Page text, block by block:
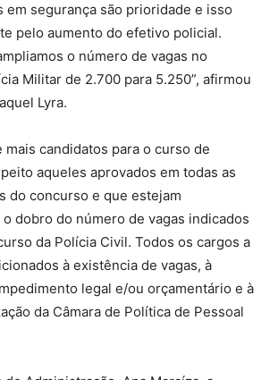
em segurança são prioridade e isso
pelo aumento do efetivo policial.
o número de vagas no
Militar de 2.700 para 5.250”, afirmou
Lyra.
mais candidatos para o curso de
aqueles aprovados em todas as
do concurso e que estejam
dobro do número de vagas indicados
da Polícia Civil. Todos os cargos a
à existência de vagas, à
legal e/ou orçamentário e à
da Câmara de Política de Pessoal